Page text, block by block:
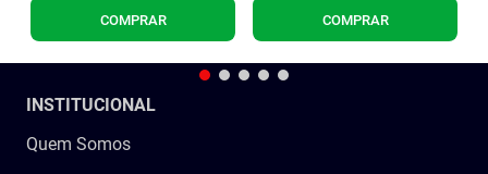
COMPRAR COMPRAR
INSTITUCIONAL
Quem Somos